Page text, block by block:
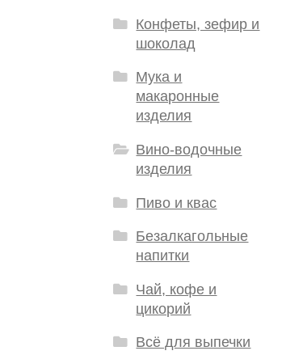
Конфеты, зефир и
шоколад
Мука и
макаронные
изделия
Вино-водочные
изделия
Пиво и квас
Безалкагольные
напитки
Чай, кофе и
цикорий
Всё для выпечки